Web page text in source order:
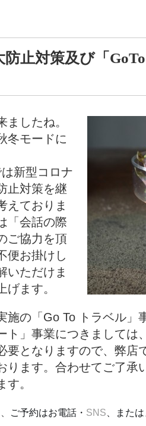
防止対策及び「
ましたね。
冬モードに
新型コロナ
止対策を継
えておりま
「会話の際
ご協力を頂
便お掛けし
いただけま
げます。
施の「Go To トラベル」
ト」事業につきましては
要となりますので、弊店
ります。合わせてご了承
す。
ご予約はお電話・ SNS 、または